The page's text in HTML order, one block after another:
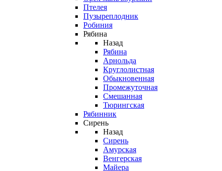
Птелея
Пузыреплодник
Робиния
Рябина
Назад
Рябина
Арнольда
Круглолистная
Обыкновенная
Промежуточная
Смешанная
Тюрингская
Рябинник
Сирень
Назад
Сирень
Амурская
Венгерская
Майера